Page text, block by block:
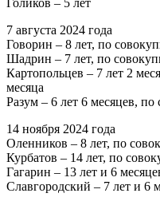
7 августа 2024 года
Говорин – 8 лет, по
Шадрин – 7 лет, по
Картопольцев – 7 лет 2
месяца
Разум – 6 лет 6 месяцев, по
14 ноября 2024 года
Оленников – 8 лет, по
Курбатов – 14 лет, по
Гагарин – 13 лет и 6
Славгородский – 7 лет и 6